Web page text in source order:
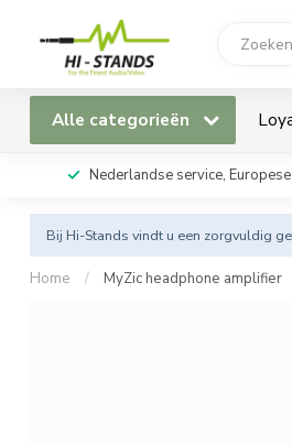
Alle categorieën
Nederlandse service,
Bij Hi-Stands vindt u een zorgvuldig
Home / MyZic headphone amplifier